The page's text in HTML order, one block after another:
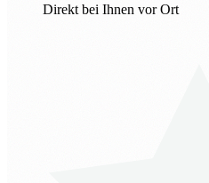
Direkt bei Ihnen vor Ort